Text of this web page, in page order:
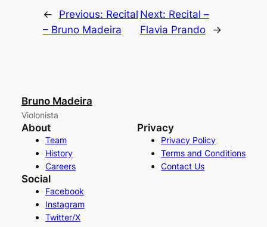
← Previous: Recital
– Bruno Madeira
Next: Recital –
Flavia Prando
→
Bruno Madeira
Violonista
About
Team
History
Careers
Privacy
Privacy Policy
Terms and Conditions
Contact Us
Social
Facebook
Instagram
Twitter/X